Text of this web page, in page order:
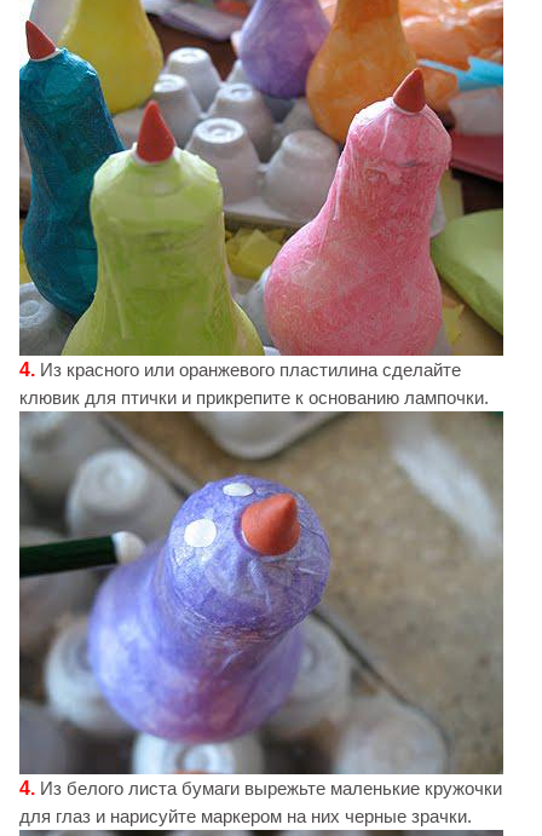
4. Из красного или оранжевого пластилина сделайте
клювик для птички и прикрепите к основанию лампочки.
4. Из белого листа бумаги вырежьте маленькие кружочки
для глаз и нарисуйте маркером на них черные зрачки.